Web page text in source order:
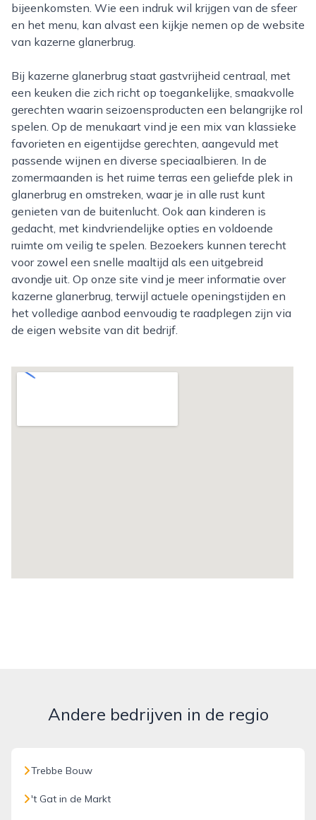
bijeenkomsten. Wie een indruk wil krijgen van de sfeer
en het menu, kan alvast een kijkje nemen op de website
van kazerne glanerbrug.
Bij kazerne glanerbrug staat gastvrijheid centraal, met
een keuken die zich richt op toegankelijke, smaakvolle
gerechten waarin seizoensproducten een belangrijke rol
spelen. Op de menukaart vind je een mix van klassieke
favorieten en eigentijdse gerechten, aangevuld met
passende wijnen en diverse speciaalbieren. In de
zomermaanden is het ruime terras een geliefde plek in
glanerbrug en omstreken, waar je in alle rust kunt
genieten van de buitenlucht. Ook aan kinderen is
gedacht, met kindvriendelijke opties en voldoende
ruimte om veilig te spelen. Bezoekers kunnen terecht
voor zowel een snelle maaltijd als een uitgebreid
avondje uit. Op onze site vind je meer informatie over
kazerne glanerbrug, terwijl actuele openingstijden en
het volledige aanbod eenvoudig te raadplegen zijn via
de eigen website van dit bedrijf.
Andere bedrijven in de regio
Trebbe Bouw
't Gat in de Markt